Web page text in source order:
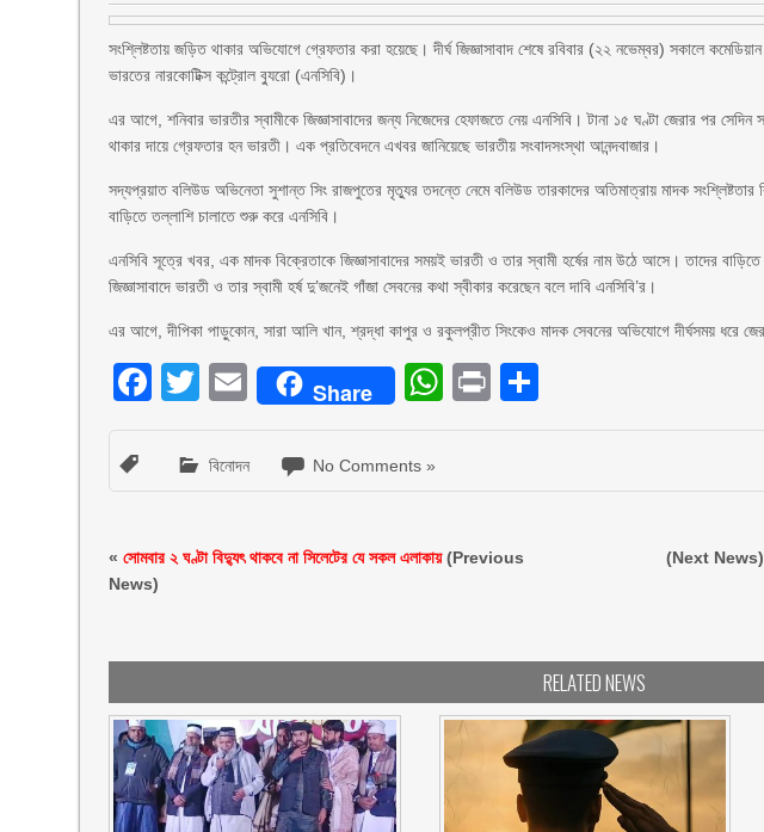
সংশ্লিষ্টতায় জড়িত থাকার অভিযোগে গ্রেফতার করা হয়েছে। দীর্ঘ জিজ্ঞাসাবাদ শেষে রবিবার (২২ নভেম্বর) সকালে
ভারতের নারকোটিক্স কন্ট্রোল ব্যুরো (এনসিবি)।
এর আগে, শনিবার ভারতীর স্বামীকে জিজ্ঞাসাবাদের জন্য নিজেদের হেফাজতে নেয় এনসিবি। টানা ১৫ ঘণ্টা জেরার পর
থাকার দায়ে গ্রেফতার হন ভারতী। এক প্রতিবেদনে এখবর জানিয়েছে ভারতীয় সংবাদসংস্থা আনন্দবাজার।
সদ্যপ্রয়াত বলিউড অভিনেতা সুশান্ত সিং রাজপুতের মৃত্যুর তদন্তে নেমে বলিউড তারকাদের অতিমাত্রায় মাদক সংশ্লিষ্টতার
বাড়িতে তল্লাশি চালাতে শুরু করে এনসিবি।
এনসিবি সূত্রে খবর, এক মাদক বিক্রেতাকে জিজ্ঞাসাবাদের সময়ই ভারতী ও তার স্বামী হর্ষের নাম উঠে আসে। তাদের
জিজ্ঞাসাবাদে ভারতী ও তার স্বামী হর্ষ দু’জনেই গাঁজা সেবনের কথা স্বীকার করেছেন বলে দাবি এনসিবি’র।
এর আগে, দীপিকা পাড়ুকোন, সারা আলি খান, শ্রদ্ধা কাপুর ও রকুলপ্রীত সিংকেও মাদক সেবনের অভিযোগে দীর্ঘসময় ধরে
Facebook
Twitter
EmailShare WhatsApp
Print
বিনোদন No Comments »
«সোমবার ২ ঘণ্টা বিদ্যুৎ থাকবে না সিলেটের যে সকল এলাকায়(Previous
News)
(Next
RELATED NEWS